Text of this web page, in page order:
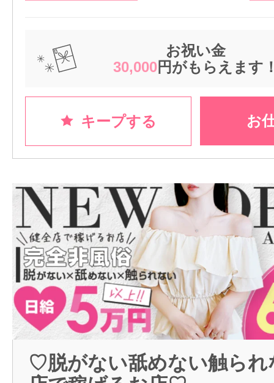
お祝い金
30,000円がもらえます
キープする お
♡脱がない舐めない触られ